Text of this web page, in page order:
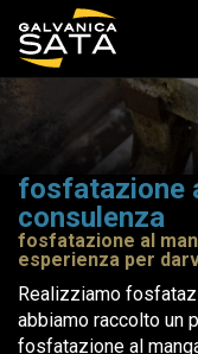
fosfatazione
consulenza
fosfatazione al
esperienza per
Realizziamo
abbiamo raccolto un
fosfatazione al